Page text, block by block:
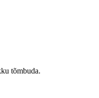
tõmbuda.